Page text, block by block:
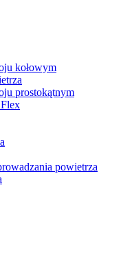
kołowym
prostokątnym
powietrza